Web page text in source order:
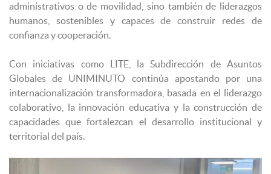
administrativos o de movilidad, sino también de liderazgos
humanos, sostenibles y capaces de construir redes de
confianza y cooperación.
Con iniciativas como LITE, la Subdirección de Asuntos
Globales de UNIMINUTO continúa apostando por una
internacionalización transformadora, basada en el liderazgo
colaborativo, la innovación educativa y la construcción de
capacidades que fortalezcan el desarrollo institucional y
territorial del país.